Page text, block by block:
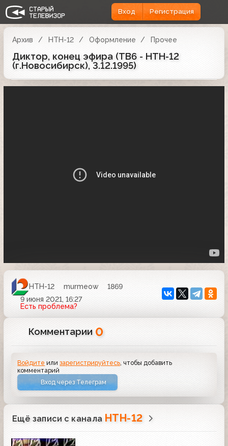
Вход Регистрация
Архив НТН-12 Оформление Прочее
Диктор, конец эфира (ТВ6 - НТН-12
(г.Новосибирск), 3.12.1995)
НТН-12 murmeow
1869
9 июня 2021, 16:27
Есть проблема?
Комментарии 0
Войдите илизарегистрируйтесь , чтобы добавить
комментарий
Вход через Телеграм
Ещё записи с канала НТН-12